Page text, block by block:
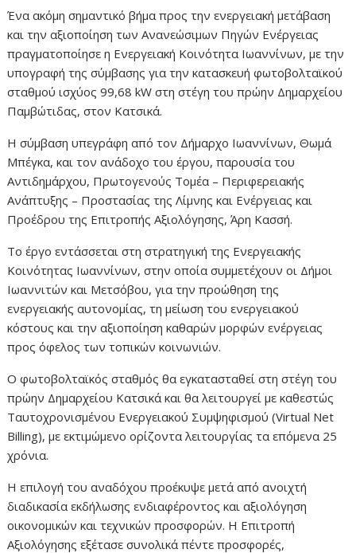
Ένα ακόμη σημαντικό βήμα προς την ενεργειακή μετάβαση
και την αξιοποίηση των Ανανεώσιμων Πηγών Ενέργειας
πραγματοποίησε η Ενεργειακή Κοινότητα Ιωαννίνων, με την
υπογραφή της σύμβασης για την κατασκευή φωτοβολταϊκού
σταθμού ισχύος 99,68 kW στη στέγη του πρώην Δημαρχείου
Παμβώτιδας, στον Κατσικά.
Η σύμβαση υπεγράφη από τον Δήμαρχο Ιωαννίνων, Θωμά
Μπέγκα, και τον ανάδοχο του έργου, παρουσία του
Αντιδημάρχου, Πρωτογενούς Τομέα – Περιφερειακής
Ανάπτυξης – Προστασίας της Λίμνης και Ενέργειας και
Προέδρου της Επιτροπής Αξιολόγησης, Άρη Κασσή.
Το έργο εντάσσεται στη στρατηγική της Ενεργειακής
Κοινότητας Ιωαννίνων, στην οποία συμμετέχουν οι Δήμοι
Ιωαννιτών και Μετσόβου, για την προώθηση της
ενεργειακής αυτονομίας, τη μείωση του ενεργειακού
κόστους και την αξιοποίηση καθαρών μορφών ενέργειας
προς όφελος των τοπικών κοινωνιών.
Ο φωτοβολταϊκός σταθμός θα εγκατασταθεί στη στέγη του
πρώην Δημαρχείου Κατσικά και θα λειτουργεί με καθεστώς
Ταυτοχρονισμένου Ενεργειακού Συμψηφισμού (Virtual Net
Billing), με εκτιμώμενο ορίζοντα λειτουργίας τα επόμενα 25
χρόνια.
Η επιλογή του αναδόχου προέκυψε μετά από ανοιχτή
διαδικασία εκδήλωσης ενδιαφέροντος και αξιολόγηση
οικονομικών και τεχνικών προσφορών. Η Επιτροπή
Αξιολόγησης εξέτασε συνολικά πέντε προσφορές,